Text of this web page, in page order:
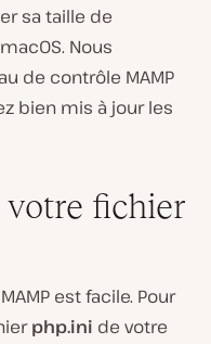
sa taille de
Nous
de contrôle MAMP
bien mis à jour les
votre fichier
est facile. Pour
php.ini de votre